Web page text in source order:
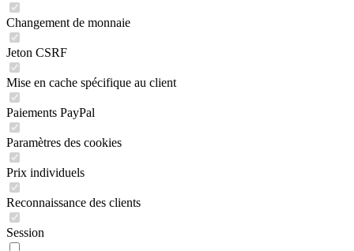
Changement de monnaie
Jeton CSRF
Mise en cache spécifique au client
Paiements PayPal
Paramètres des cookies
Prix individuels
Reconnaissance des clients
Session